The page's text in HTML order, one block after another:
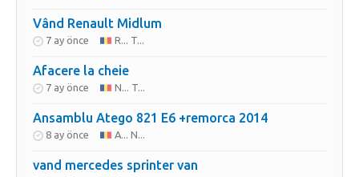
Vând Renault Midlum
7 ay önce R... T...
Afacere la cheie
7 ay önce N... T...
Ansamblu Atego 821 E6 +remorca 2014
8 ay önce A... N...
vand mercedes sprinter van